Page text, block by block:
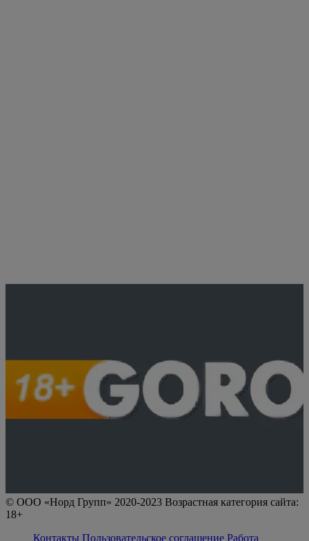
© ООО «Норд Групп» 2020-2023 Возрастная категория сайта:
18+
Контакты Пользовательское соглашение Работа